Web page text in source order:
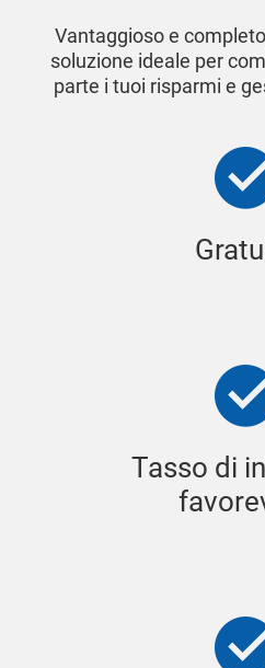
Vantaggioso e
soluzione ideale per
parte i tuoi risparmi e
Tasso di